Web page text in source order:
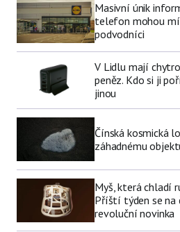
Masivní únik
telefon mohou
podvodníci
V Lidlu mají
peněz. Kdo si ji
jinou
Čínská kosmická
záhadnému
Myš, která chladí
Příští týden se na
revoluční novinka